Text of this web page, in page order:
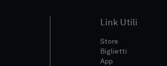
Link Utili
Store
Biglietti
App